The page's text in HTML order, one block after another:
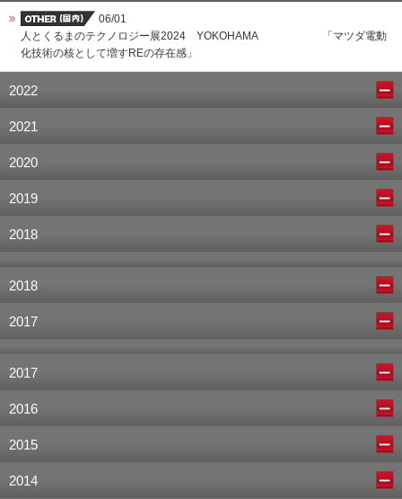
06/01
人とくるまのテクノロジー展2024 YOKOHAMA 「マツダ電動
化技術の核として増すREの存在感」
2022
2021
2020
2019
2018
2018
2017
2017
2016
2015
2014